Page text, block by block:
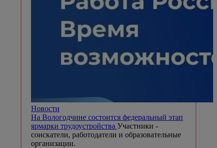
Новости
На Вологодчине состоится федеральный этап
ярмарки трудоустройства Участники -
соискатели, работодатели и образовательные
организации.